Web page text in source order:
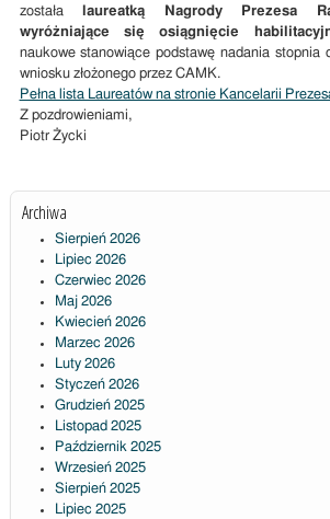
została
laureatką Nagrody Prezesa
wyróżniające się osiągnięcie
naukowe stanowiące podstawę nadania stopnia
wniosku złożonego przez CAMK.
Pełna lista Laureatów na stronie Kancelarii
Z pozdrowieniami,
Piotr Życki
Archiwa
Sierpień 2026
Lipiec 2026
Czerwiec 2026
Maj 2026
Kwiecień 2026
Marzec 2026
Luty 2026
Styczeń 2026
Grudzień 2025
Listopad 2025
Październik 2025
Wrzesień 2025
Sierpień 2025
Lipiec 2025